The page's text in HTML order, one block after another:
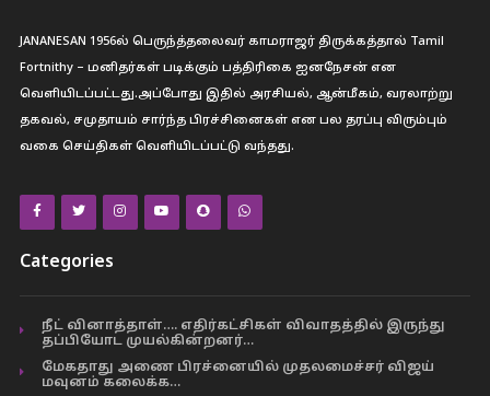
JANANESAN 1956ல் பெருந்த்தலைவர் காமராஜர் திருக்கத்தால் Tamil
Fortnithy – மனிதர்கள் படிக்கும் பத்திரிகை ஐனநேசன் என
வெளியிடப்பட்டது.அப்போது இதில் அரசியல், ஆன்மீகம், வரலாற்று
தகவல், சமுதாயம் சார்ந்த பிரச்சினைகள் என பல தரப்பு விரும்பும்
வகை செய்திகள் வெளியிடப்பட்டு வந்தது.
Categories
நீட் வினாத்தாள்…. எதிர்கட்சிகள் விவாதத்தில் இருந்து
தப்பியோட முயல்கின்றனர்…
மேகதாது அணை பிரச்னையில் முதலமைச்சர் விஜய்
மவுனம் கலைக்க…